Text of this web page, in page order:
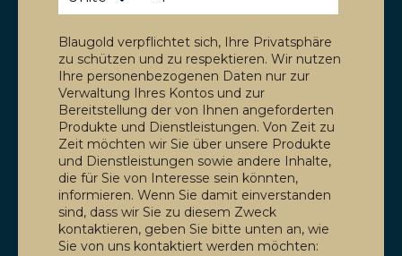
Blaugold verpflichtet sich, Ihre Privatsphäre
zu schützen und zu respektieren. Wir nutzen
Ihre personenbezogenen Daten nur zur
Verwaltung Ihres Kontos und zur
Bereitstellung der von Ihnen angeforderten
Produkte und Dienstleistungen. Von Zeit zu
Zeit möchten wir Sie über unsere Produkte
und Dienstleistungen sowie andere Inhalte,
die für Sie von Interesse sein könnten,
informieren. Wenn Sie damit einverstanden
sind, dass wir Sie zu diesem Zweck
kontaktieren, geben Sie bitte unten an, wie
Sie von uns kontaktiert werden möchten: